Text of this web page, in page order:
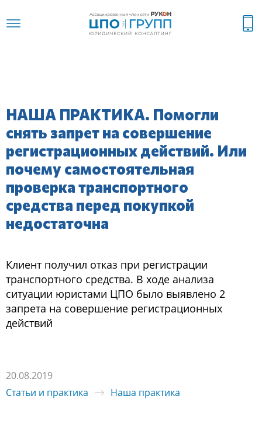
НАША ПРАКТИКА. Помогли
снять запрет на совершение
регистрационных действий. Или
почему самостоятельная
проверка транспортного
средства перед покупкой
недостаточна
Клиент получил отказ при регистрации
транспортного средства. В ходе анализа
ситуации юристами ЦПО было выявлено 2
запрета на совершение регистрационных
действий
20.08.2019
Статьи и практика
Наша практика